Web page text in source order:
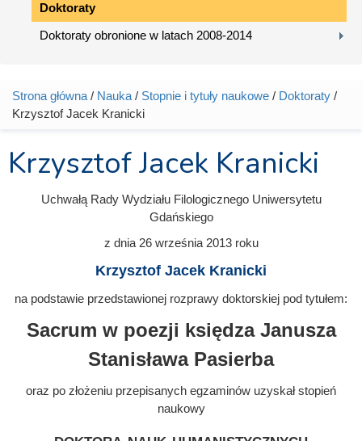
Doktoraty
Doktoraty obronione w latach 2008-2014
Jesteś tutaj
Strona główna / Nauka / Stopnie i tytuły naukowe / Doktoraty /
Krzysztof Jacek Kranicki
Krzysztof Jacek Kranicki
Uchwałą Rady Wydziału Filologicznego Uniwersytetu
Gdańskiego
z dnia 26 września 2013roku
Krzysztof Jacek Kranicki
na podstawie przedstawionej rozprawy doktorskiej pod tytułem:
Sacrum w poezji księdza Janusza
Stanisława Pasierba
oraz po złożeniu przepisanych egzaminów uzyskał stopień
naukowy